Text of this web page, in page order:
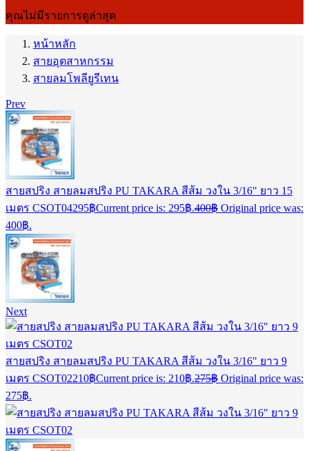
คุณไม่มีรายการดูล่าสุด
หน้าหลัก
สายอุตสาหกรรม
สายลมโพลียูรีเทน
Prev
สายสปริง สายลมสปริง PU TAKARA สีส้ม วงใน 3/16" ยาว 15
เมตร CSOT04295฿Current price is: 295฿.400฿ Original price was:
400฿.
Next
สายสปริง สายลมสปริง PU TAKARA สีส้ม วงใน 3/16" ยาว 9
เมตร CSOT02210฿Current price is: 210฿.275฿ Original price was:
275฿.